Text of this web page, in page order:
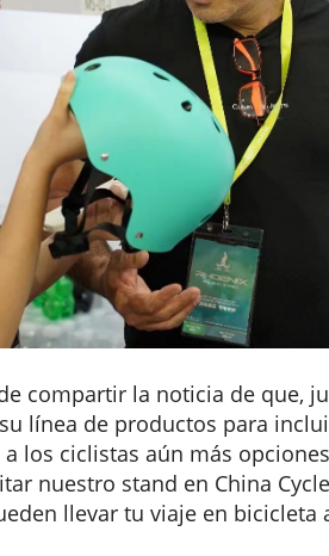
compartir la noticia de que,
línea de productos para
los ciclistas aún más
nuestro stand en China
llevar tu viaje en bicicleta